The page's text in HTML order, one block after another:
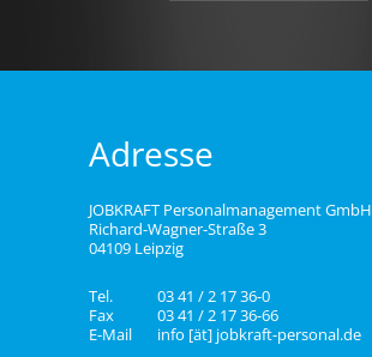
Adresse
JOBKRAFT Personalmanagement GmbH
Richard-Wagner-Straße 3
04109 Leipzig
Tel.
03 41 / 2 17 36-0
Fax
03 41 / 2 17 36-66
E-Mail
info [ät] jobkraft-personal.de